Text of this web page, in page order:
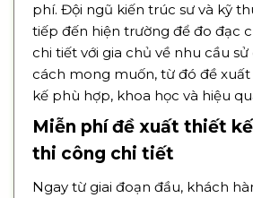
phí. Đội ngũ kiến trúc sư và kỹ
tiếp đến hiện trường để đo đạc
chi tiết với gia chủ về nhu cầu
cách mong muốn, từ đó đề
kế phù hợp, khoa học và hiệu
Miễn phí đề xuất thiết
thi công chi tiết
Ngay từ giai đoạn đầu, khách